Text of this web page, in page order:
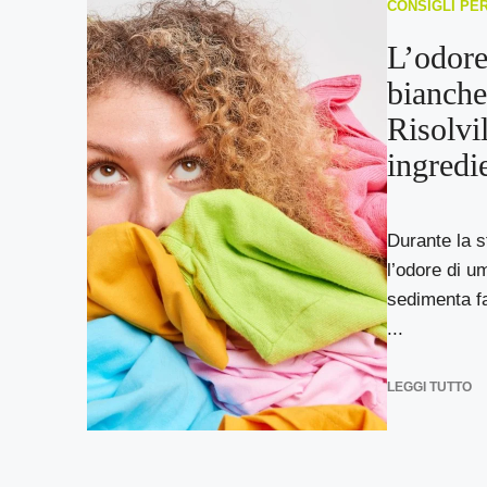
CONSIGLI
Durante la
l’odore di
sedimenta
...
LEGGI TUTTO